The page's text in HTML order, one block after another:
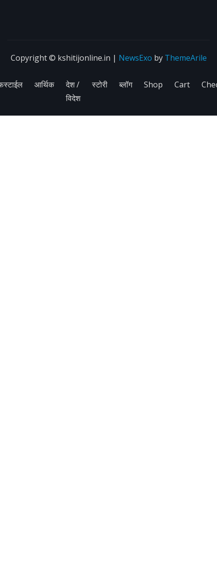
Copyright © kshitijonline.in | NewsExo by ThemeArile
आर्थिक
देश /
विदेश
स्टोरी ब्लॉग Shop Cart